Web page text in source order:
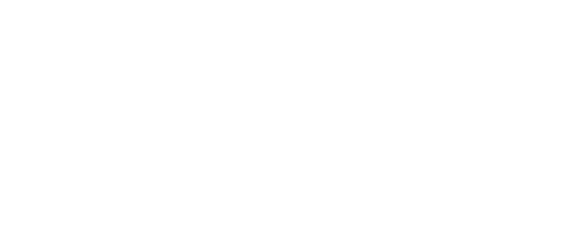
und Links zu öffnen. Mit Pfeil rechts klappen Sie auf, mit Pfeil